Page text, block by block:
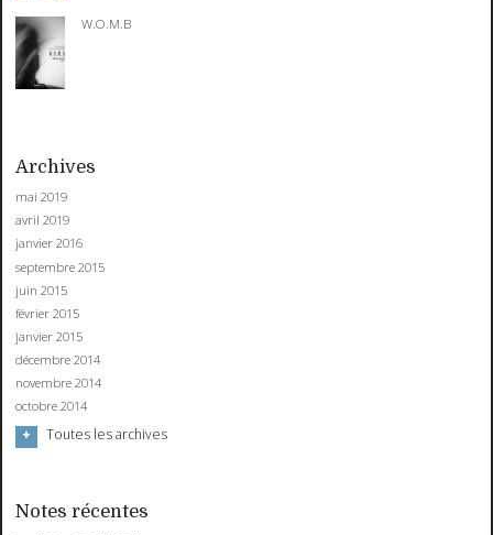
W.O.M.B
Archives
mai 2019
avril 2019
janvier 2016
septembre 2015
juin 2015
février 2015
janvier 2015
décembre 2014
novembre 2014
octobre 2014
Toutes les archives
Notes récentes